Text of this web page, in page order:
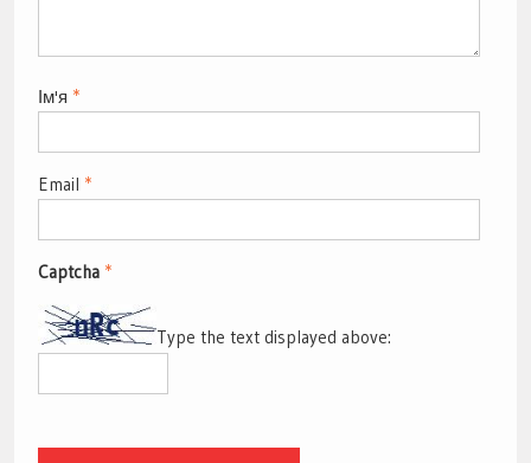
Ім'я *
Email *
Captcha *
Type the text displayed above: